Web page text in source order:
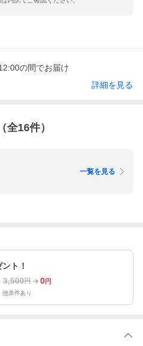
の間でお届け
詳細を見る
全16件）
一覧を見る
ト！
3,500円 0円
他条件あり